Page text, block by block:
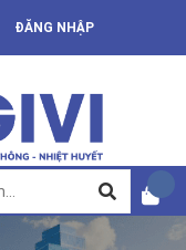
ĐĂNG NHẬP